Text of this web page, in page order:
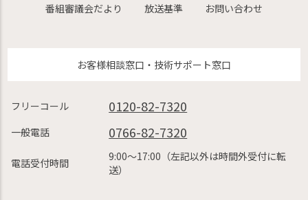
番組審議会だより
放送基準 お問い合わせ
お客様相談窓口・技術サポート窓口
フリーコール 0120-82-7320
一般電話 0766-82-7320
電話受付時間
9:00〜17:00（左記以外は時間外受付に転
送）